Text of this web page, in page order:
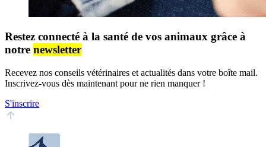
Restez connecté à la santé de vos animaux grâce à
notre newsletter
Recevez nos conseils vétérinaires et actualités dans votre boîte mail.
Inscrivez-vous dès maintenant pour ne rien manquer !
S'inscrire